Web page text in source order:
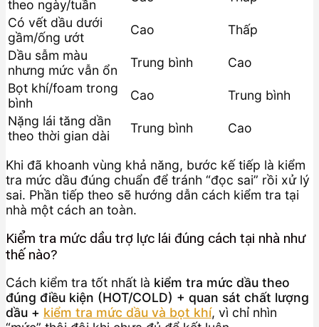
theo ngày/tuần
Có vết dầu dưới
gầm/ống ướt
Cao
Thấp
Dầu sẫm màu
nhưng mức vẫn ổn
Trung bình
Cao
Bọt khí/foam trong
bình
Cao
Trung bình
Nặng lái tăng dần
theo thời gian dài
Trung bình Cao
Khi đã khoanh vùng khả năng, bước kế tiếp là kiểm
tra mức dầu đúng chuẩn để tránh “đọc sai” rồi xử lý
sai. Phần tiếp theo sẽ hướng dẫn cách kiểm tra tại
nhà một cách an toàn.
Kiểm tra mức dầu trợ lực lái đúng cách tại nhà như
thế nào?
Cách kiểm tra tốt nhất là kiểm tra mức dầu theo
đúng điều kiện (HOT/COLD) + quan sát chất lượng
dầu + kiểm tra mức dầu và bọt khí, vì chỉ nhìn